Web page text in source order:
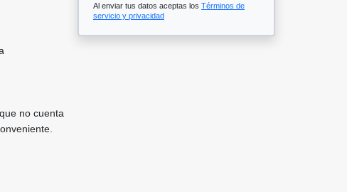
no cuenta
Al enviar tus datos aceptas los Términos de
servicio y privacidad